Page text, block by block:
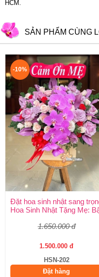
HCM.
SẢN PHẨM CÙNG
-10%
Đặt hoa sinh nhật sang
Hoa Sinh Nhật Tặng Mẹ:
1.650.000 đ
1.500.000 đ
HSN-202
Đặt hàng